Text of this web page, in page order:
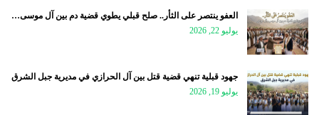
العفو ينتصر على الثأر.. صلح قبلي يطوي قضية دم بين آل موسى…
يوليو 22, 2026
جهود قبلية تنهي قضية قتل بين آل الحرازي في مديرية جبل الشرق
يوليو 19, 2026